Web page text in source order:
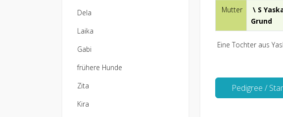
Dela
Laika
Gabi
frühere Hunde
Zita
Kira
Mutter
\ S
Grund
Eine Tochter aus
Pedigree /